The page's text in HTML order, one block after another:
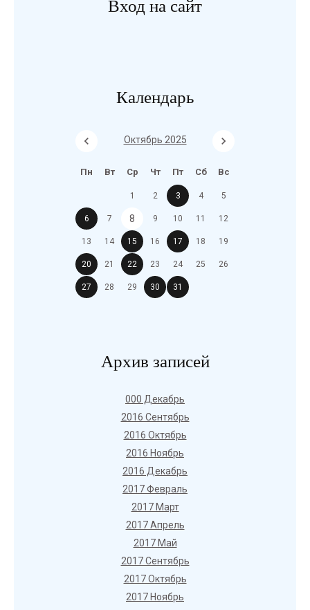
Вход на сайт
Календарь
Октябрь 2025
Пн Вт Ср Чт Пт Сб Вс
1 2 3 4 5
6 7 8 9 10 11 12
13 14 15 16 17 18 19
20 21 22 23 24 25 26
27 28 29 30 31
Архив записей
000 Декабрь
2016 Сентябрь
2016 Октябрь
2016 Ноябрь
2016 Декабрь
2017 Февраль
2017 Март
2017 Апрель
2017 Май
2017 Сентябрь
2017 Октябрь
2017 Ноябрь